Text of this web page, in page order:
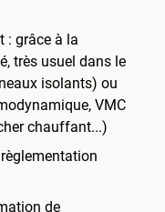
: grâce à la
très usuel dans le
isolants) ou
VMC
chauffant...)
de